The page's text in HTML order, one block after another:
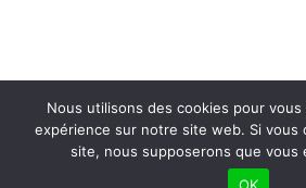
avec leComptoir Digital, le
Pays Basque.
Nous utilisons des cookies pour vous
expérience sur notre site web. Si vous
site, nous supposerons que vous
OK